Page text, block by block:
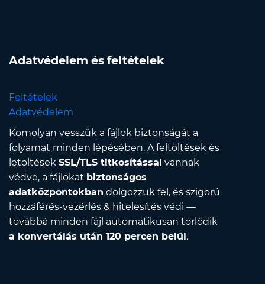
Adatvédelem és feltételek
Feltételek
Adatvédelem
Komolyan vesszük a fájlok biztonságát a
folyamat minden lépésében. A feltöltések és
letöltések SSL/TLS titkosítással vannak
védve, a fájlokat biztonságos
adatközpontokban dolgozzuk fel, és szigorú
hozzáférés-vezérlés & hitelesítés védi —
továbbá minden fájl automatikusan törlődik
a konvertálás után 120 percen belül .